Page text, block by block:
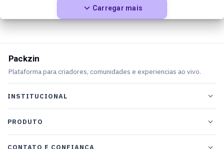
Carregar mais
Packzin
Plataforma para criadores, comunidades e experiencias ao vivo.
INSTITUCIONAL
PRODUTO